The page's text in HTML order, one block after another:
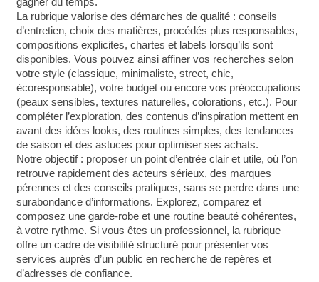
gagner du temps.
La rubrique valorise des démarches de qualité : conseils
d’entretien, choix des matières, procédés plus responsables,
compositions explicites, chartes et labels lorsqu’ils sont
disponibles. Vous pouvez ainsi affiner vos recherches selon
votre style (classique, minimaliste, street, chic,
écoresponsable), votre budget ou encore vos préoccupations
(peaux sensibles, textures naturelles, colorations, etc.). Pour
compléter l’exploration, des contenus d’inspiration mettent en
avant des idées looks, des routines simples, des tendances
de saison et des astuces pour optimiser ses achats.
Notre objectif : proposer un point d’entrée clair et utile, où l’on
retrouve rapidement des acteurs sérieux, des marques
pérennes et des conseils pratiques, sans se perdre dans une
surabondance d’informations. Explorez, comparez et
composez une garde-robe et une routine beauté cohérentes,
à votre rythme. Si vous êtes un professionnel, la rubrique
offre un cadre de visibilité structuré pour présenter vos
services auprès d’un public en recherche de repères et
d’adresses de confiance.